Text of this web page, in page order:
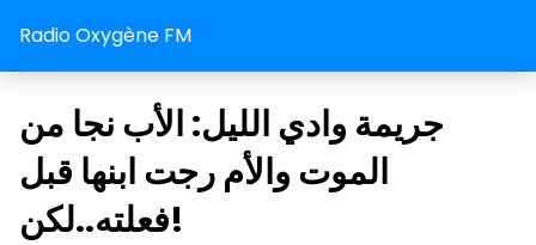
Radio Oxygène FM
جريمة وادي الليل: الأب نجا من
الموت والأم رجت ابنها قبل
فعلته..لكن!